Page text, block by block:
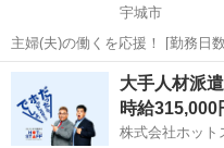
宇城市
主婦(夫)の働くを応援！ [勤務日数]： 週4日~
09:00~15:00/10:00~16:00/
どから選べます [勤務地
熊本 宇城市 営業
大手人材派
時給315,000
株式会社ホット